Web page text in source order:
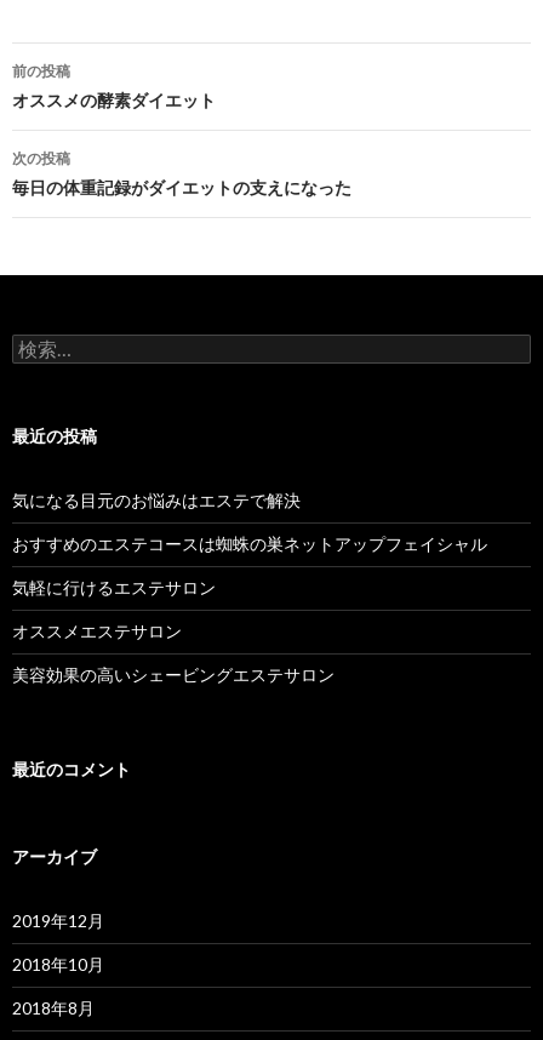
投
稿
ナ
ビ
ゲ
ー
ョ
前の投稿
オススメの酵素ダイエット
次の投稿
毎日の体重記録がダイエットの支えになった
検
索:
最近の投稿
気になる目元のお悩みはエステで解決
おすすめのエステコースは蜘蛛の巣ネットアップフェイシャル
気軽に行けるエステサロン
オススメエステサロン
美容効果の高いシェービングエステサロン
最近のコメント
アーカイブ
2019年12月
2018年10月
2018年8月